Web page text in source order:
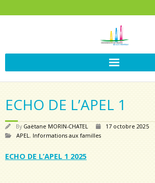
ECHO DE L’APEL 1
By Gaëtane MORIN-CHATEL
17 octobre 2025
APEL, Informations aux familles
ECHO DE L’APEL 1 2025